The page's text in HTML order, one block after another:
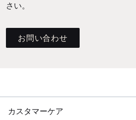
さい。
お問い合わせ
カスタマーケア